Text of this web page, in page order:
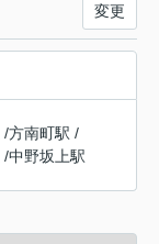
変更
/方南町駅 /
/中野坂上駅